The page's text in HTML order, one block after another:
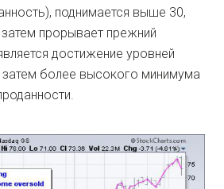
поднимается выше 30,
прорывает прежний
достижение уровней
затем более высокого минимума